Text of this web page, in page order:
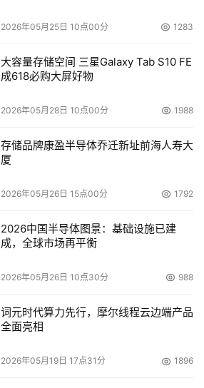
2026年05月25日 10点00分 1283
大容量存储空间 三星Galaxy Tab S10 FE
成618必购大屏好物
2026年05月28日 10点00分 1988
存储品牌康盈半导体乔迁新址前海人寿大
厦
2026年05月26日 15点00分 1792
2026中国半导体图景：基础设施已建
成，全球市场再平衡
2026年05月26日 10点30分 988
词元时代算力先行，摩尔线程云边端产品
全面亮相
2026年05月19日 17点31分 1896